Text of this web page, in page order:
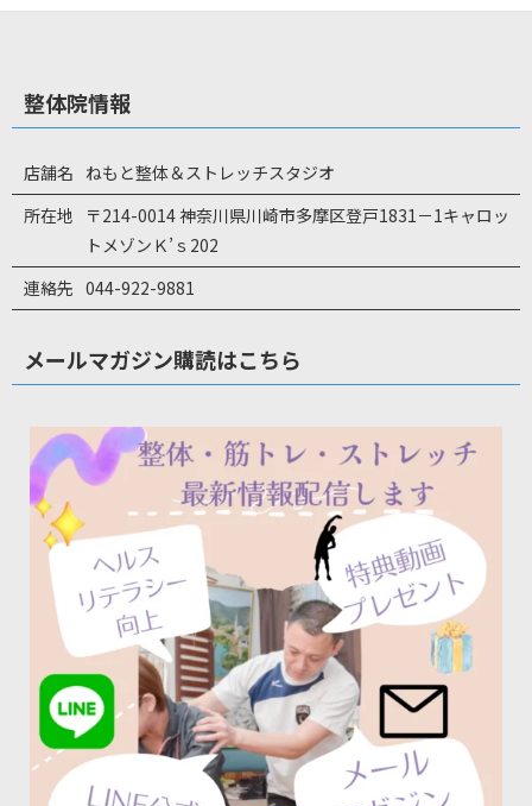
整体院情報
店舗名 ねもと整体＆ストレッチスタジオ
所在地
〒214-0014 神奈川県川崎市多摩区登戸1831－1キャロッ
トメゾンＫ’ｓ202
連絡先 044-922-9881
メールマガジン購読はこちら